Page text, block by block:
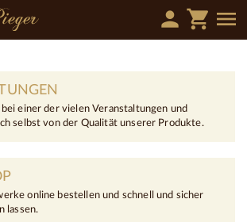
person shopping_cart menu
bei einer der vielen Veranstaltungen und
selbst von der Qualität unserer Produkte.
online bestellen und schnell und sicher
lassen.